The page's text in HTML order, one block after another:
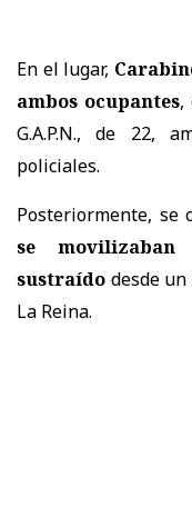
En el lugar,
ambos ocupantes,
G.A.P.N., de 22,
policiales.
Posteriormente, se
se
sustraído desde
La Reina.